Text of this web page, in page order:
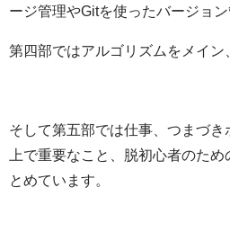
ージ管理やGitを使ったバージョン
第四部ではアルゴリズムをメイン
そして第五部では仕事、つまづき
上で重要なこと、脱初心者のた
とめています。